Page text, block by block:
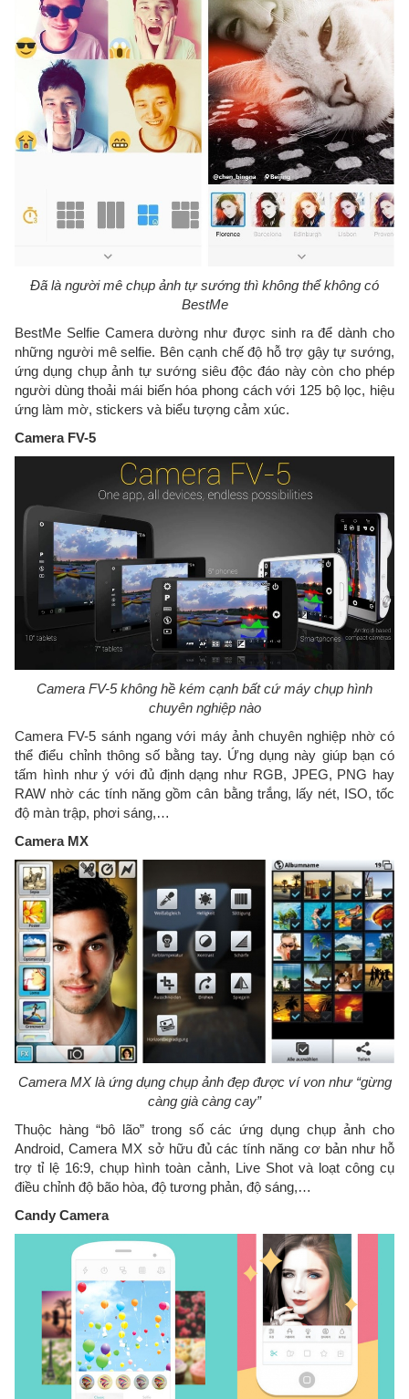
Đã là người mê chụp ảnh tự sướng thì không thể không có
BestMe
BestMe Selfie Camera dường như được sinh ra để dành cho
những người mê selfie. Bên cạnh chế độ hỗ trợ gậy tự sướng,
ứng dụng chụp ảnh tự sướng siêu độc đáo này còn cho phép
người dùng thoải mái biến hóa phong cách với 125 bộ lọc, hiệu
ứng làm mờ, stickers và biểu tượng cảm xúc.
Camera FV-5
Camera FV-5 không hề kém cạnh bất cứ máy chụp hình
chuyên nghiệp nào
Camera FV-5 sánh ngang với máy ảnh chuyên nghiệp nhờ có
thể điểu chỉnh thông số bằng tay. Ứng dụng này giúp bạn có
tấm hình như ý với đủ định dạng như RGB, JPEG, PNG hay
RAW nhờ các tính năng gồm cân bằng trắng, lấy nét, ISO, tốc
độ màn trập, phơi sáng,…
Camera MX
Camera MX là ứng dụng chụp ảnh đẹp được ví von như “gừng
càng già càng cay”
Thuộc hàng “bô lão” trong số các ứng dụng chụp ảnh cho
Android, Camera MX sở hữu đủ các tính năng cơ bản như hỗ
trợ tỉ lệ 16:9, chụp hình toàn cảnh, Live Shot và loạt công cụ
điều chỉnh độ bão hòa, độ tương phản, độ sáng,…
Candy Camera